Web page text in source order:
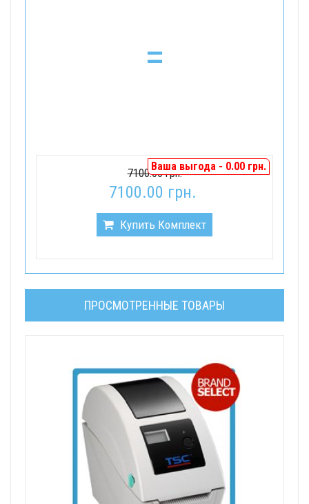
=
Ваша выгода - 0.00 грн.
7100.00 грн.
7100.00 грн.
Купить Комплект
ПРОСМОТРЕННЫЕ ТОВАРЫ